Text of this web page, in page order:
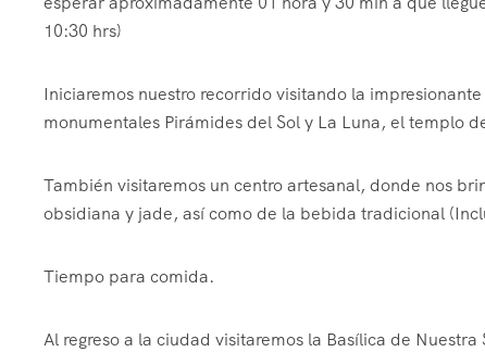
10:30 hrs)
Iniciaremos nuestro recorrido visitando la
monumentales Pirámides del Sol y La Luna, el templo
También visitaremos un centro artesanal, donde nos
obsidiana y jade, así como de la bebida tradicional
Tiempo para comida.
Al regreso a la ciudad visitaremos la Basílica de